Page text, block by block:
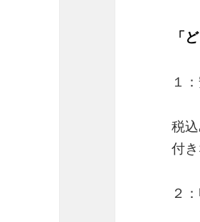
「
１
税
付
２